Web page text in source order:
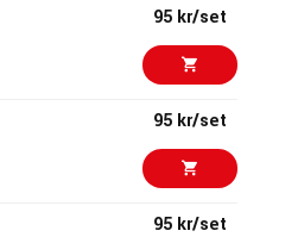
95 kr/set
95 kr/set
95 kr/set